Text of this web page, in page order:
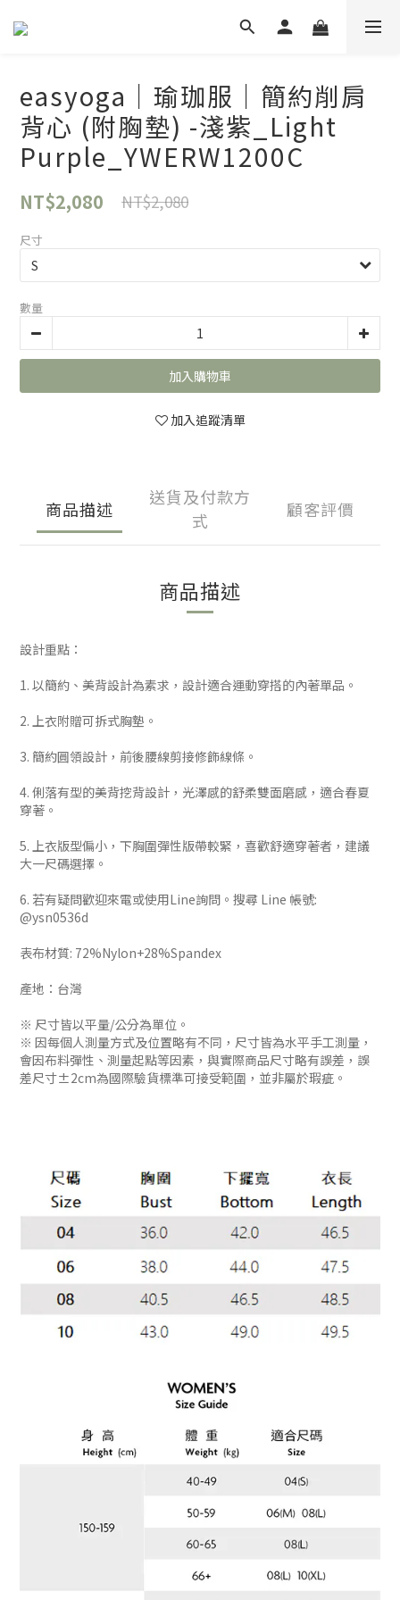
easyoga｜瑜珈服｜簡約削肩
背心 (附胸墊) -淺紫_Light
Purple_YWERW1200C
NT$2,080 NT$2,080
尺寸
數量
加入購物車
加入追蹤清單
商品描述
送貨及付款方
式
顧客評價
商品描述
設計重點：
1. 以簡約、美背設計為素求，設計適合運動穿搭的內著單品。
2. 上衣附贈可拆式胸墊。
3. 簡約圓領設計，前後腰線剪接修飾線條。
4. 俐落有型的美背挖背設計，光澤感的舒柔雙面磨感，適合春夏
穿著。
5. 上衣版型偏小，下胸圍彈性版帶較緊，喜歡舒適穿著者，建議
大一尺碼選擇。
6. 若有疑問歡迎來電或使用Line詢問。搜尋 Line 帳號:
@ysn0536d
表布材質: 72%Nylon+28%Spandex
產地：台灣
※ 尺寸皆以平量/公分為單位。
※ 因每個人測量方式及位置略有不同，尺寸皆為水平手工測量，
會因布料彈性、測量起點等因素，與實際商品尺寸略有誤差，誤
差尺寸±2cm為國際驗貨標準可接受範圍，並非屬於瑕疵。